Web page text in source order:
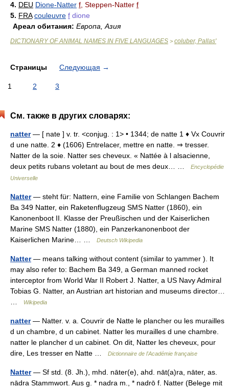
4. DEU Dione-Natter f , Steppen-Natter f
5. FRA couleuvre f dione
Ареал обитания: Европа, Азия
DICTIONARY OF ANIMAL NAMES IN FIVE LANGUAGES > coluber, Pallas'
Страницы Следующая →
1 2 3
См. также в других словарях:
natter— [ nate ] v. tr. <conjug. : 1> • 1344; de natte 1 ♦ Vx Couvrir
d une natte. 2 ♦ (1606) Entrelacer, mettre en natte. ⇒ tresser.
Natter de la soie. Natter ses cheveux. « Nattée à l alsacienne,
deux petits rubans voletant au bout de mes deux… …
Encyclopédie
Universelle
Natter— steht für: Nattern, eine Familie von Schlangen Bachem
Ba 349 Natter, ein Raketenflugzeug SMS Natter (1860), ein
Kanonenboot II. Klasse der Preußischen und der Kaiserlichen
Marine SMS Natter (1880), ein Panzerkanonenboot der
Kaiserlichen Marine… …
Deutsch Wikipedia
Natter— means talking without content (similar to yammer ). It
may also refer to: Bachem Ba 349, a German manned rocket
interceptor from World War II Robert J. Natter, a US Navy Admiral
Tobias G. Natter, an Austrian art historian and museums director…
Wikipedia
natter— Natter. v. a. Couvrir de Natte le plancher ou les murailles
d un chambre, d un cabinet. Natter les murailles d une chambre.
natter le plancher d un cabinet. On dit, Natter les cheveux, pour
dire, Les tresser en Natte …
Dictionnaire de l'Académie française
Natter— Sf std. (8. Jh.), mhd. nāter(e), ahd. nāt(a)ra, nāter, as.
nādra Stammwort. Aus g. * nadra m., * nadrō f. Natter (Belege mit